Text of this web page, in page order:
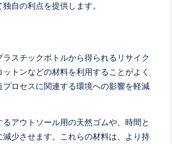
自の利点を提供します。
スチックボトルから得られるリサイク
トンなどの材料を利用することがよく
ロセスに関連する環境への影響を軽減
アウトソール用の天然ゴムや、時間と
少させます。これらの材料は、より持